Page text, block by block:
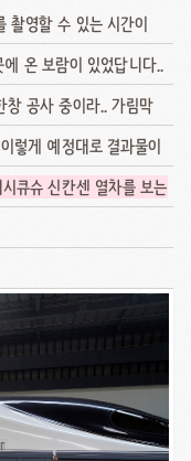
촬영할 수 있는 시간이
온 보람이 있었답니다..
공사 중이라.. 가림막
렇게 예정대로 결과물이
큐슈 신칸센 열차를 보는